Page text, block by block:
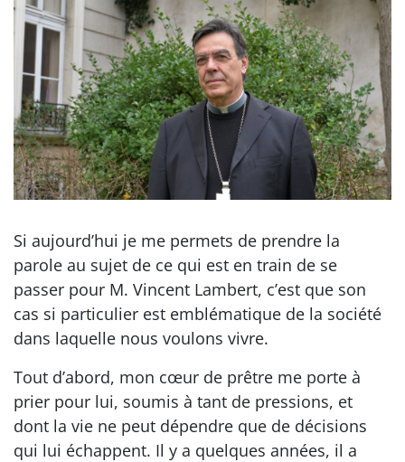
Si aujourd’hui je me permets de prendre la
parole au sujet de ce qui est en train de se
passer pour M. Vincent Lambert, c’est que son
cas si particulier est emblématique de la société
dans laquelle nous voulons vivre.
Tout d’abord, mon cœur de prêtre me porte à
prier pour lui, soumis à tant de pressions, et
dont la vie ne peut dépendre que de décisions
qui lui échappent. Il y a quelques années, il a